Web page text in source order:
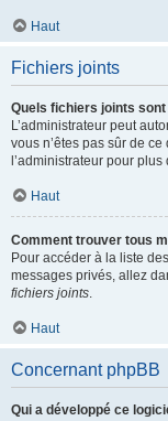
Haut
Fichiers joints
Quels fichiers joints
L’administrateur peut
vous n’êtes pas sûr de
l’administrateur pour plus
Haut
Comment trouver tous
Pour accéder à la liste
messages privés, allez
fichiers joints.
Haut
Concernant phpBB
Qui a développé ce